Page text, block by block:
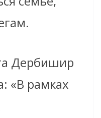
Дербишир
«В рамках